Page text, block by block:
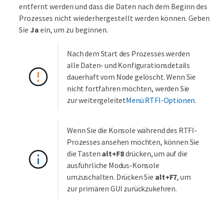
entfernt werden und dass die Daten nach dem Beginn des
Prozesses nicht wiederhergestellt werden können. Geben
Sie Ja ein, um zu beginnen.
Nach dem Start des Prozesses werden
alle Daten- und Konfigurationsdetails
dauerhaft vom Node gelöscht. Wenn Sie
nicht fortfahren möchten, werden Sie
zur weitergeleitetMenü RTFI-Optionen.
Wenn Sie die Konsole während des RTFI-
Prozesses ansehen möchten, können Sie
die Tasten alt+F8drücken, um auf die
ausführliche Modus-Konsole
umzuschalten. Drücken Sie alt+F7, um
zur primären GUI zurückzukehren.